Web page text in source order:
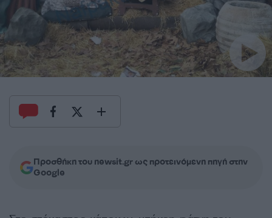
Προσθήκη του newsit.gr ως προτεινόμενη πηγή στην
Google